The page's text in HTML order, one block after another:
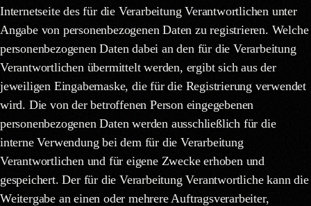
Internetseite des für die Verarbeitung Verantwortlichen unter
Angabe von personenbezogenen Daten zu registrieren. Welche
personenbezogenen Daten dabei an den für die Verarbeitung
Verantwortlichen übermittelt werden, ergibt sich aus der
jeweiligen Eingabemaske, die für die Registrierung verwendet
wird. Die von der betroffenen Person eingegebenen
personenbezogenen Daten werden ausschließlich für die
interne Verwendung bei dem für die Verarbeitung
Verantwortlichen und für eigene Zwecke erhoben und
gespeichert. Der für die Verarbeitung Verantwortliche kann die
Weitergabe an einen oder mehrere Auftragsverarbeiter,